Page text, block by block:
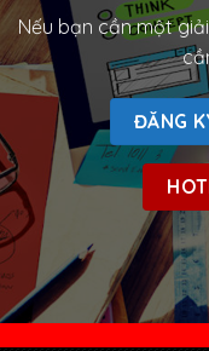
Nếu bạn cần một
ĐĂNG